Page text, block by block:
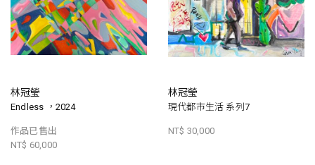
林冠瑩
Endless ，2024
作品已售出
NT$ 60,000
林冠瑩
現代都市生活 系列7
NT$ 30,000